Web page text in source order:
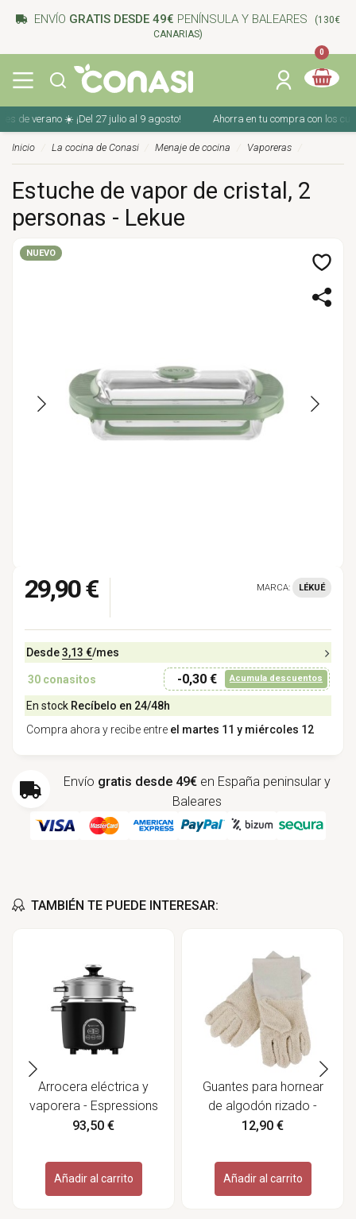
ENVÍO GRATIS DESDE 49€ PENÍNSULA Y BALEARES
(130€
CANARIAS)
0
de verano ☀️ ¡Del 27 julio al 9 agosto! Ahorra en tu compra con los
Inicio La cocina de Conasi Menaje de cocina Vaporeras
Estuche de vapor de cristal, 2
personas - Lekue
NUEVO
29,90 € MARCA: LÉKUÉ
Desde3,13 €/mes
30 conasitos -0,30 € Acumula descuentos
En stock Recíbelo en 24/48h
Compra ahora y recibe entre el martes 11 y miércoles 12
Envío gratis desde 49€ en España peninsular y
Baleares
TAMBIÉN TE PUEDE INTERESAR:
Arrocera eléctrica y
vaporera - Espressions
93,50 €
Añadir al carrito
Guantes para hornear
de algodón rizado -
Redecker
12,90 €
Añadir al carrito